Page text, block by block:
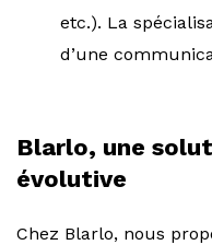
etc.). La
d’une
Blarlo, une
évolutive
Chez Blarlo, nous